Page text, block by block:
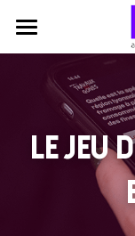
Agence
Qui
Journal
Expertises
Réalisations
Le jeu